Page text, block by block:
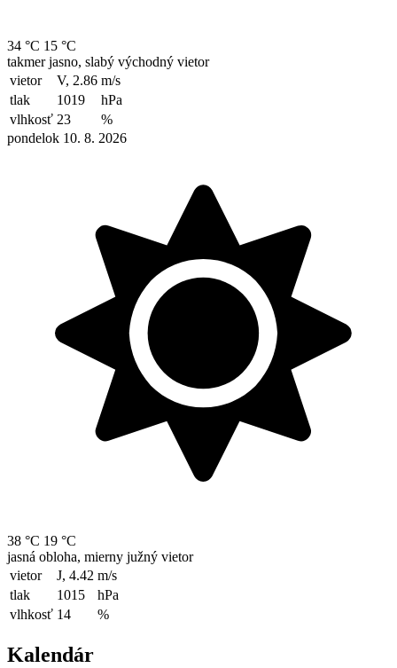
34 °C 15 °C
takmer jasno, slabý východný vietor
vietor
V, 2.86 m/s
tlak
1019
hPa
vlhkosť 23
%
pondelok 10. 8. 2026
38 °C 19 °C
jasná obloha, mierny južný vietor
vietor
J, 4.42 m/s
tlak
1015
hPa
vlhkosť 14 %
Kalendár